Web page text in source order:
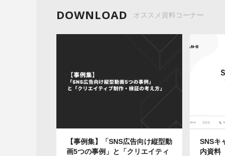
DOWNLOAD オススメ資料コーナー
【事例集】「SNS広告向け縦型動
画5つの事例」と「クリエイティ
SNSキ
内資料